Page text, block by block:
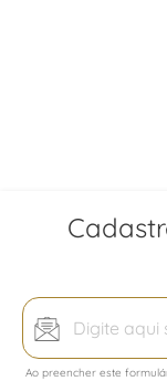
Inscreva-
se
na
nossa
Ao preencher este